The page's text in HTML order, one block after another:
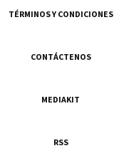
TÉRMINOS Y CONDICIONES
CONTÁCTENOS
MEDIAKIT
RSS